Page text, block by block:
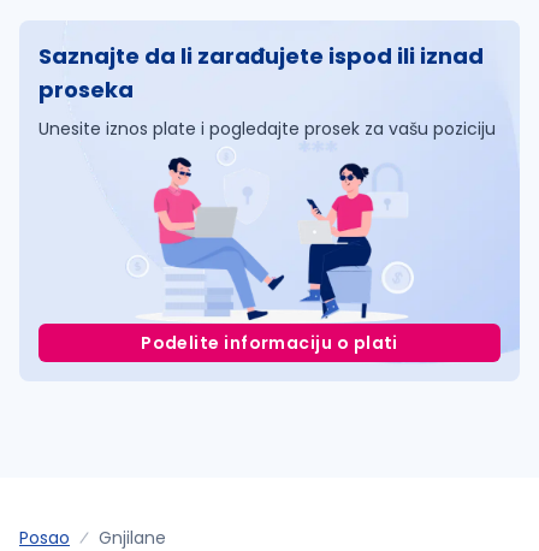
Saznajte da li zarađujete ispod ili iznad
proseka
Unesite iznos plate i pogledajte prosek za vašu poziciju
Podelite informaciju o plati
Posao Gnjilane